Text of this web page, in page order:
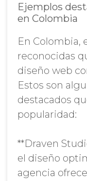
Ejemplos
en Colombia
En Colombia,
reconocidas
diseño web
Estos son
destacados
popularidad:
**Draven
el diseño
agencia